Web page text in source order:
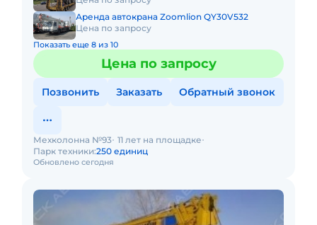
Аренда автокрана Zoomlion QY30V532
Цена по запросу
Показать еще 8 из 10
Цена по запросу
Позвонить Заказать Обратный звонок
Обновлено сегодня
Мехколонна №93 11 лет на площадке
Парк техники:250 единиц